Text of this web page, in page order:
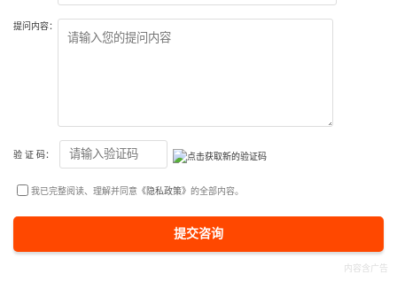
提问内容：
验 证 码：
我已完整阅读、理解并同意 《隐私政策》 的全部内容。
提交咨询